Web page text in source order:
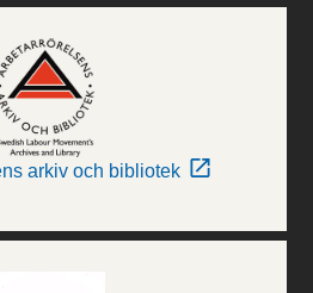
arkiv och bibliotek